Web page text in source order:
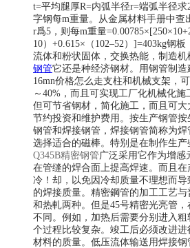
t=平均腿厚R=内弧半径r=端弧半径求
字钢每m重量。从金属材料手册中查
r爲5，则每m重量
10）+0.615×（102–52）]=403kg钢
流体和粉状固体，交换热能，制造机
钢管它还是种经济钢材。用钢管制
16mn价格怎么走支柱和机械支架，
～40%，而且可实现工厂化机械化
但可节省钢材，简化施工，而且可大
节约投资和维护费用。按生产钢管
钢管和焊接钢管，焊接钢管简称为
选择适合的磁棒。特别是在制作生产
Q345B精密钢管 广泛采用它作为增感
在管缝的焊合面上提高焊速。而且
冷！却，以免因冷却质量不理想而
的焊接质量。精密鋼管的加工工艺
和热軋两种。但是45号精密光亮管
不同。例如，加热后需要分别进入
个过程比较复杂。竣工后必须改进
材料的质量。低压流体输送用焊接钢